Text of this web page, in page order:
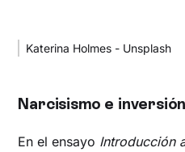
Katerina Holmes - Unsplash
Narcisismo e
En el ensayo Introducción